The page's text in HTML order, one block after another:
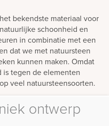
bekendste materiaal voor
schoonheid en
in combinatie met een
dat we met natuursteen
kunnen maken. Omdat
is tegen de elementen
veel natuursteensoorten.
ontwerp